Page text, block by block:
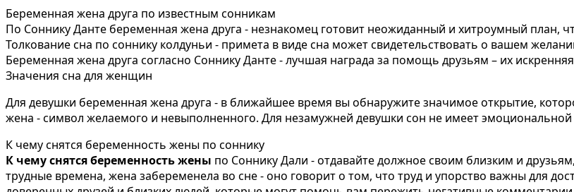
Беременная жена друга по известным сонникам
По Соннику Данте беременная жена друга - незнакомец готовит неожиданный и хитроумный план,
Толкование сна по соннику колдуньи - примета в виде сна может свидетельствовать о вашем
Беременная жена друга согласно Соннику Данте - лучшая награда за помощь друзьям – их
Значения сна для женщин
Для девушки беременная жена друга - в ближайшее время вы обнаружите значимое открытие,
жена - символ желаемого и невыполненного. Для незамужней девушки сон не имеет эмоциональной
К чему снятся беременность жены по соннику
К чему снятся беременность жены по Соннику Дали - отдавайте должное своим близким и
трудные времена, жена забеременела во сне - оно говорит о том, что труд и упорство важны для